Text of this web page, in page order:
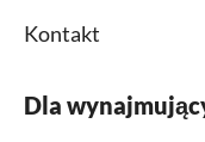
Kontakt
Dla